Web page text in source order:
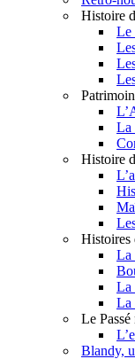
Histoire
Le
La
Histoire
Histoires
La
La
La
Le
Blandy,